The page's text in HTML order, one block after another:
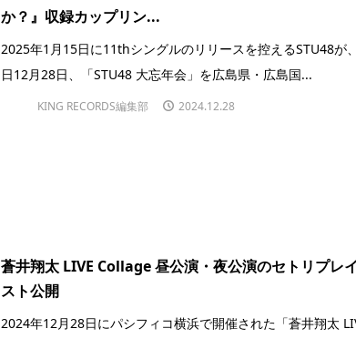
か？』収録カップリン...
2025年1月15日に11thシングルのリリースを控えるSTU48が
日12月28日、「STU48 大忘年会」を広島県・広島国...
KING RECORDS編集部 2024.12.28
蒼井翔太 LIVE Collage 昼公演・夜公演のセトリプレ
スト公開
2024年12月28日にパシフィコ横浜で開催された「蒼井翔太